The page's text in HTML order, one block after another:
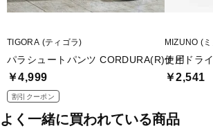
TIGORA (ティゴラ)
パラシュートパンツ CORDURA(R)使用
￥4,999
割引クーポン
MIZUNO (
ナビドラ
￥2,541
よく一緒に買われている商品